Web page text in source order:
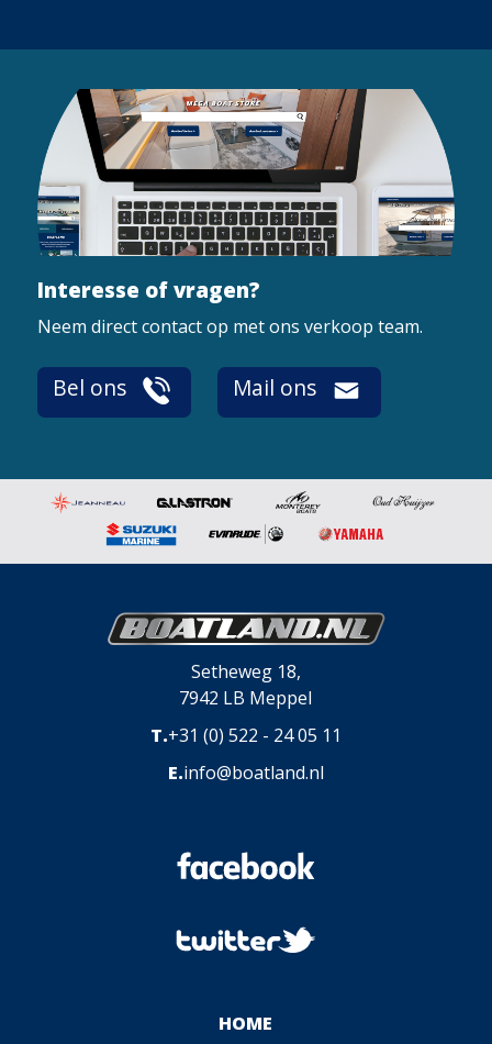
Interesse of vragen?
Neem direct contact op met ons verkoop team.
Bel ons Mail ons
Setheweg 18,
7942 LB Meppel
T.+31 (0) 522 - 24 05 11
E.info@boatland.nl
HOME